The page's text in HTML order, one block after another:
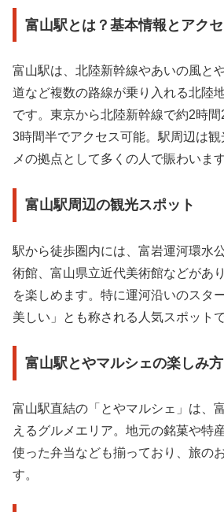
富山駅とは？基本情報とアク
富山駅は、北陸新幹線やあいの風と
道など複数の路線が乗り入れる北陸
です。東京から北陸新幹線で約2時
3時間半でアクセス可能。駅周辺は
メの拠点として多くの人で賑わいます
富山駅周辺の観光スポット
駅から徒歩圏内には、富岩運河環水
術館、富山県立近代美術館などがあ
を楽しめます。特に運河沿いのスタ
美しい」とも称される人気スポットで
富山駅とやマルシェの楽しみ方
富山駅直結の「とやマルシェ」は、
えるグルメエリア。地元の銘菓や特
使った弁当なども揃っており、旅の
す。